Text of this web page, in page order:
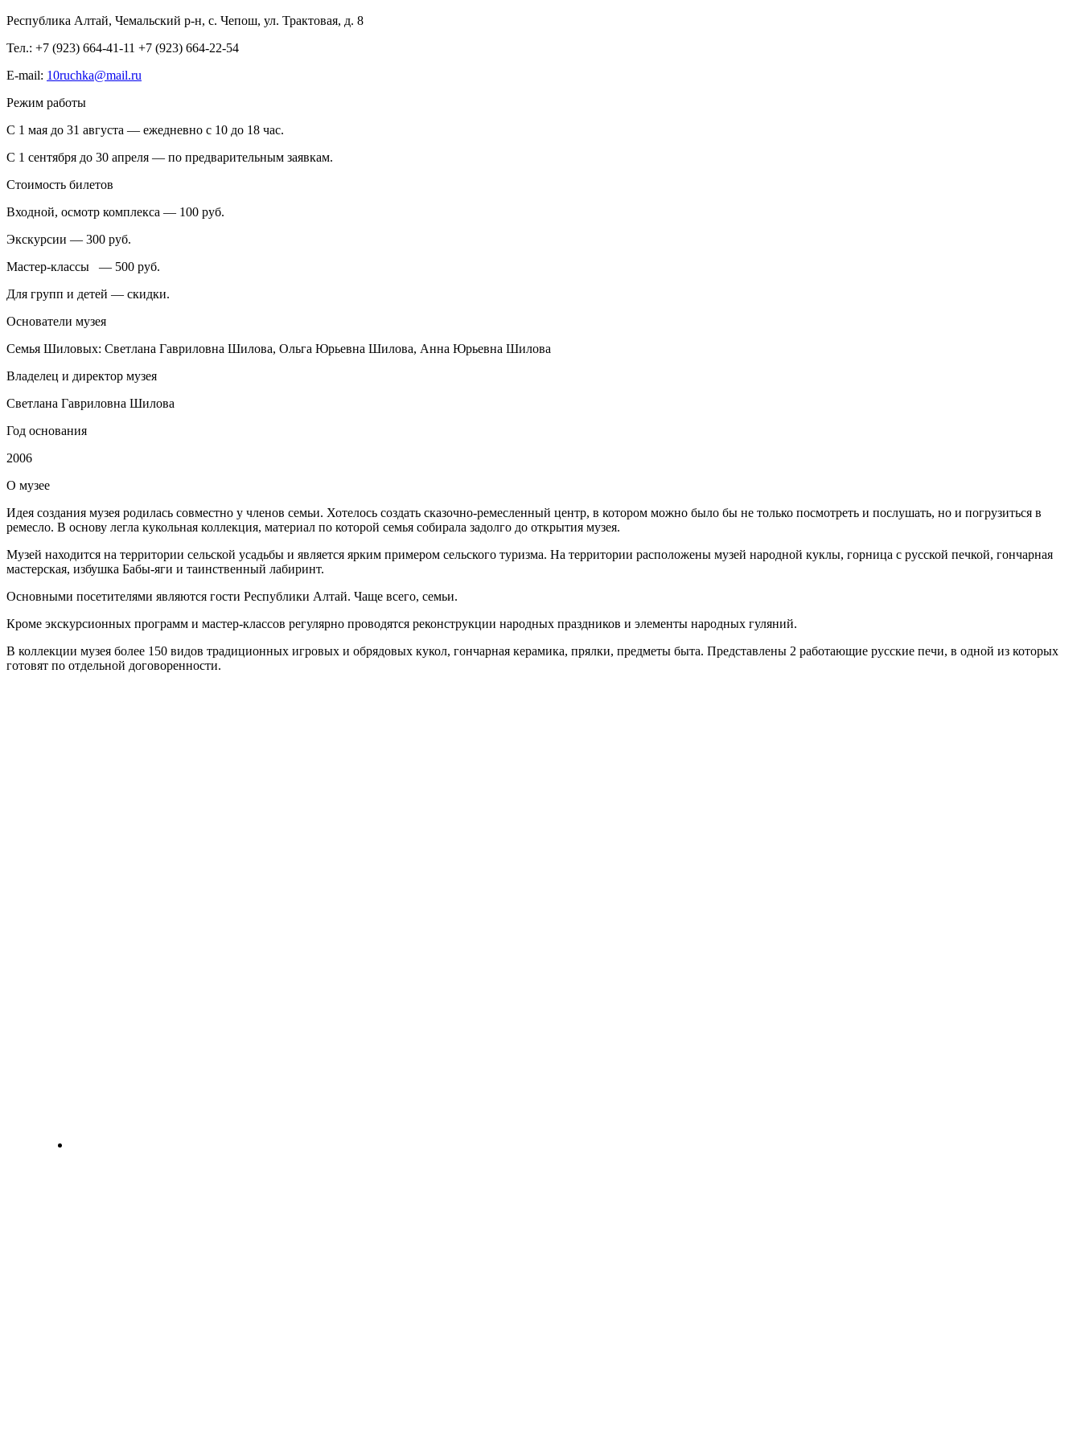
Республика Алтай, Чемальский р-н, с. Чепош, ул. Трактовая, д. 8
Тел.: +7 (923) 664-41-11 +7 (923) 664-22-54
E-mail: 10ruchka@mail.ru
Режим работы
С 1 мая до 31 августа — ежедневно с 10 до 18 час.
С 1 сентября до 30 апреля — по предварительным заявкам.
Стоимость билетов
Входной, осмотр комплекса — 100 руб.
Экскурсии — 300 руб.
Мастер-классы — 500 руб.
Для групп и детей — скидки.
Основатели музея
Семья Шиловых: Светлана Гавриловна Шилова, Ольга Юрьевна Шилова, Анна Юрьевна Шилова
Владелец и директор музея
Светлана Гавриловна Шилова
Год основания
2006
О музее
Идея создания музея родилась совместно у членов семьи. Хотелось создать сказочно-ремесленный центр, в котором можно было бы не только посмотреть и послушать, но и погрузиться в
ремесло. В основу легла кукольная коллекция, материал по которой семья собирала задолго до открытия музея.
Музей находится на территории сельской усадьбы и является ярким примером сельского туризма. На территории расположены музей народной куклы, горница с русской печкой, гончарная
мастерская, избушка Бабы-яги и таинственный лабиринт.
Основными посетителями являются гости Республики Алтай. Чаще всего, семьи.
Кроме экскурсионных программ и мастер-классов регулярно проводятся реконструкции народных праздников и элементы народных гуляний.
В коллекции музея более 150 видов традиционных игровых и обрядовых кукол, гончарная керамика, прялки, предметы быта. Представлены 2 работающие русские печи, в одной из которых
готовят по отдельной договоренности.